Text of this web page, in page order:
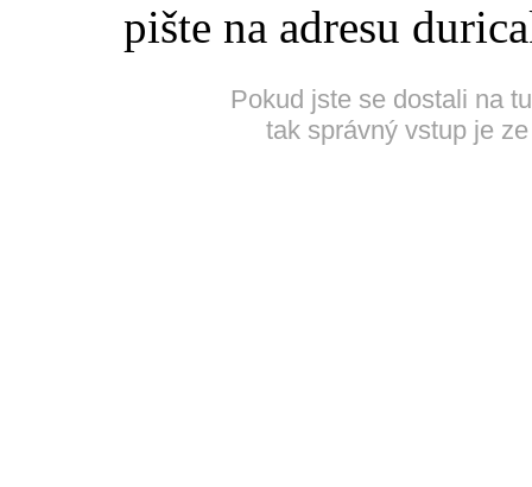
pište na adresu
Pokud jste se dostali na
tak správný vstup je